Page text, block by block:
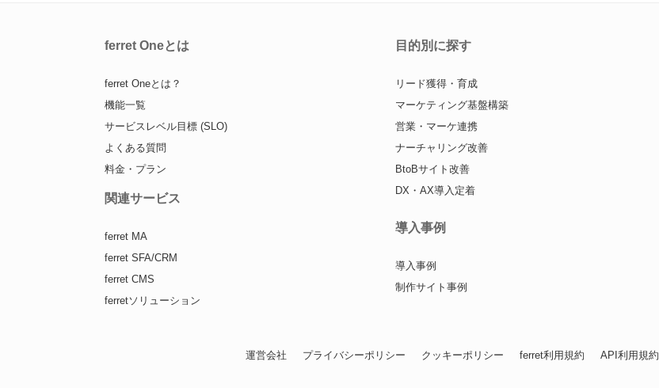
ferret Oneとは
ferret Oneとは？
機能一覧
サービスレベル目標 (SLO)
よくある質問
料金・プラン
関連サービス
ferret MA
ferret SFA/CRM
ferret CMS
ferretソリューション
目的別に探す
リード獲得・育成
マーケティング基盤構築
営業・マーケ連携
ナーチャリング改善
BtoBサイト改善
DX・AX導入定着
導入事例
導入事例
制作サイト事例
運営会社 プライバシーポリシー クッキーポリシー ferret利用規約 API利用規約